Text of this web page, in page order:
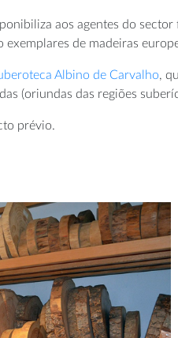
aos agentes do
de madeiras
Albino de Carvalho,
(oriundas das regiões
prévio.